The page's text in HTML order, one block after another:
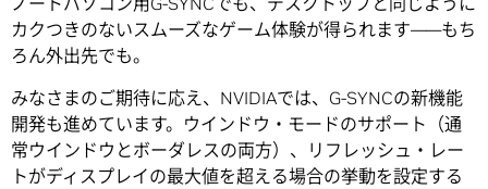
カクつきのないスムーズなゲーム体験が得られます――もち
ろん外出先でも。
みなさまのご期待に応え、NVIDIAでは、G-SYNCの新機能
開発も進めています。ウインドウ・モードのサポート（通
常ウインドウとボーダレスの両方）、リフレッシュ・レー
トがディスプレイの最大値を超える場合の挙動を設定する